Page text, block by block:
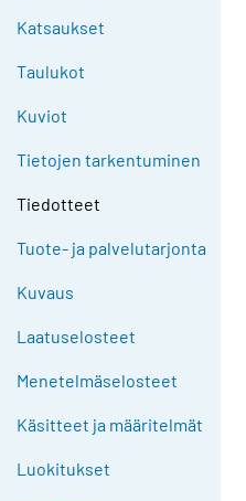
Katsaukset
Taulukot
Kuviot
Tietojen tarkentuminen
Tiedotteet
Tuote- ja palvelutarjonta
Kuvaus
Laatuselosteet
Menetelmäselosteet
Käsitteet ja määritelmät
Luokitukset